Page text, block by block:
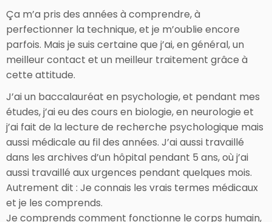
Ça m’a pris des années à comprendre, à
perfectionner la technique, et je m’oublie encore
parfois. Mais je suis certaine que j’ai, en général, un
meilleur contact et un meilleur traitement grâce à
cette attitude.
J’ai un baccalauréat en psychologie, et pendant mes
études, j’ai eu des cours en biologie, en neurologie et
j’ai fait de la lecture de recherche psychologique mais
aussi médicale au fil des années. J’ai aussi travaillé
dans les archives d’un hôpital pendant 5 ans, où j’ai
aussi travaillé aux urgences pendant quelques mois.
Autrement dit : Je connais les vrais termes médicaux
et je les comprends.
Je comprends comment fonctionne le corps humain,